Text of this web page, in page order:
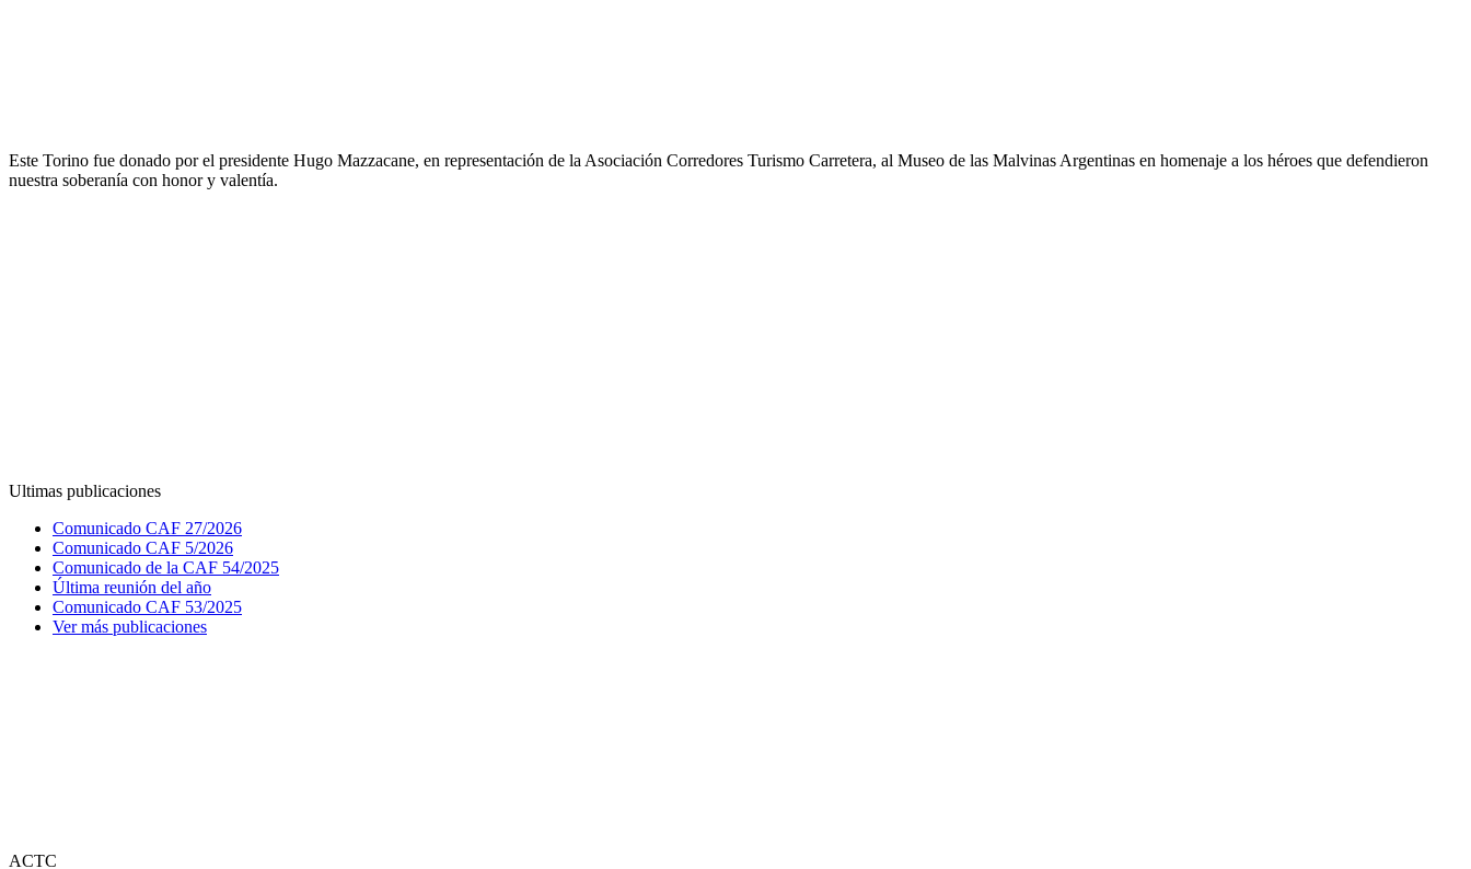
Este Torino fue donado por el presidente Hugo Mazzacane, en representación de la Asociación Corredores Turismo Carretera, al Museo de las Malvinas Argentinas en homenaje a los héroes que defendieron
nuestra soberanía con honor y valentía.
Ultimas publicaciones
Comunicado CAF 27/2026
Comunicado CAF 5/2026
Comunicado de la CAF 54/2025
Última reunión del año
Comunicado CAF 53/2025
Ver más publicaciones
ACTC